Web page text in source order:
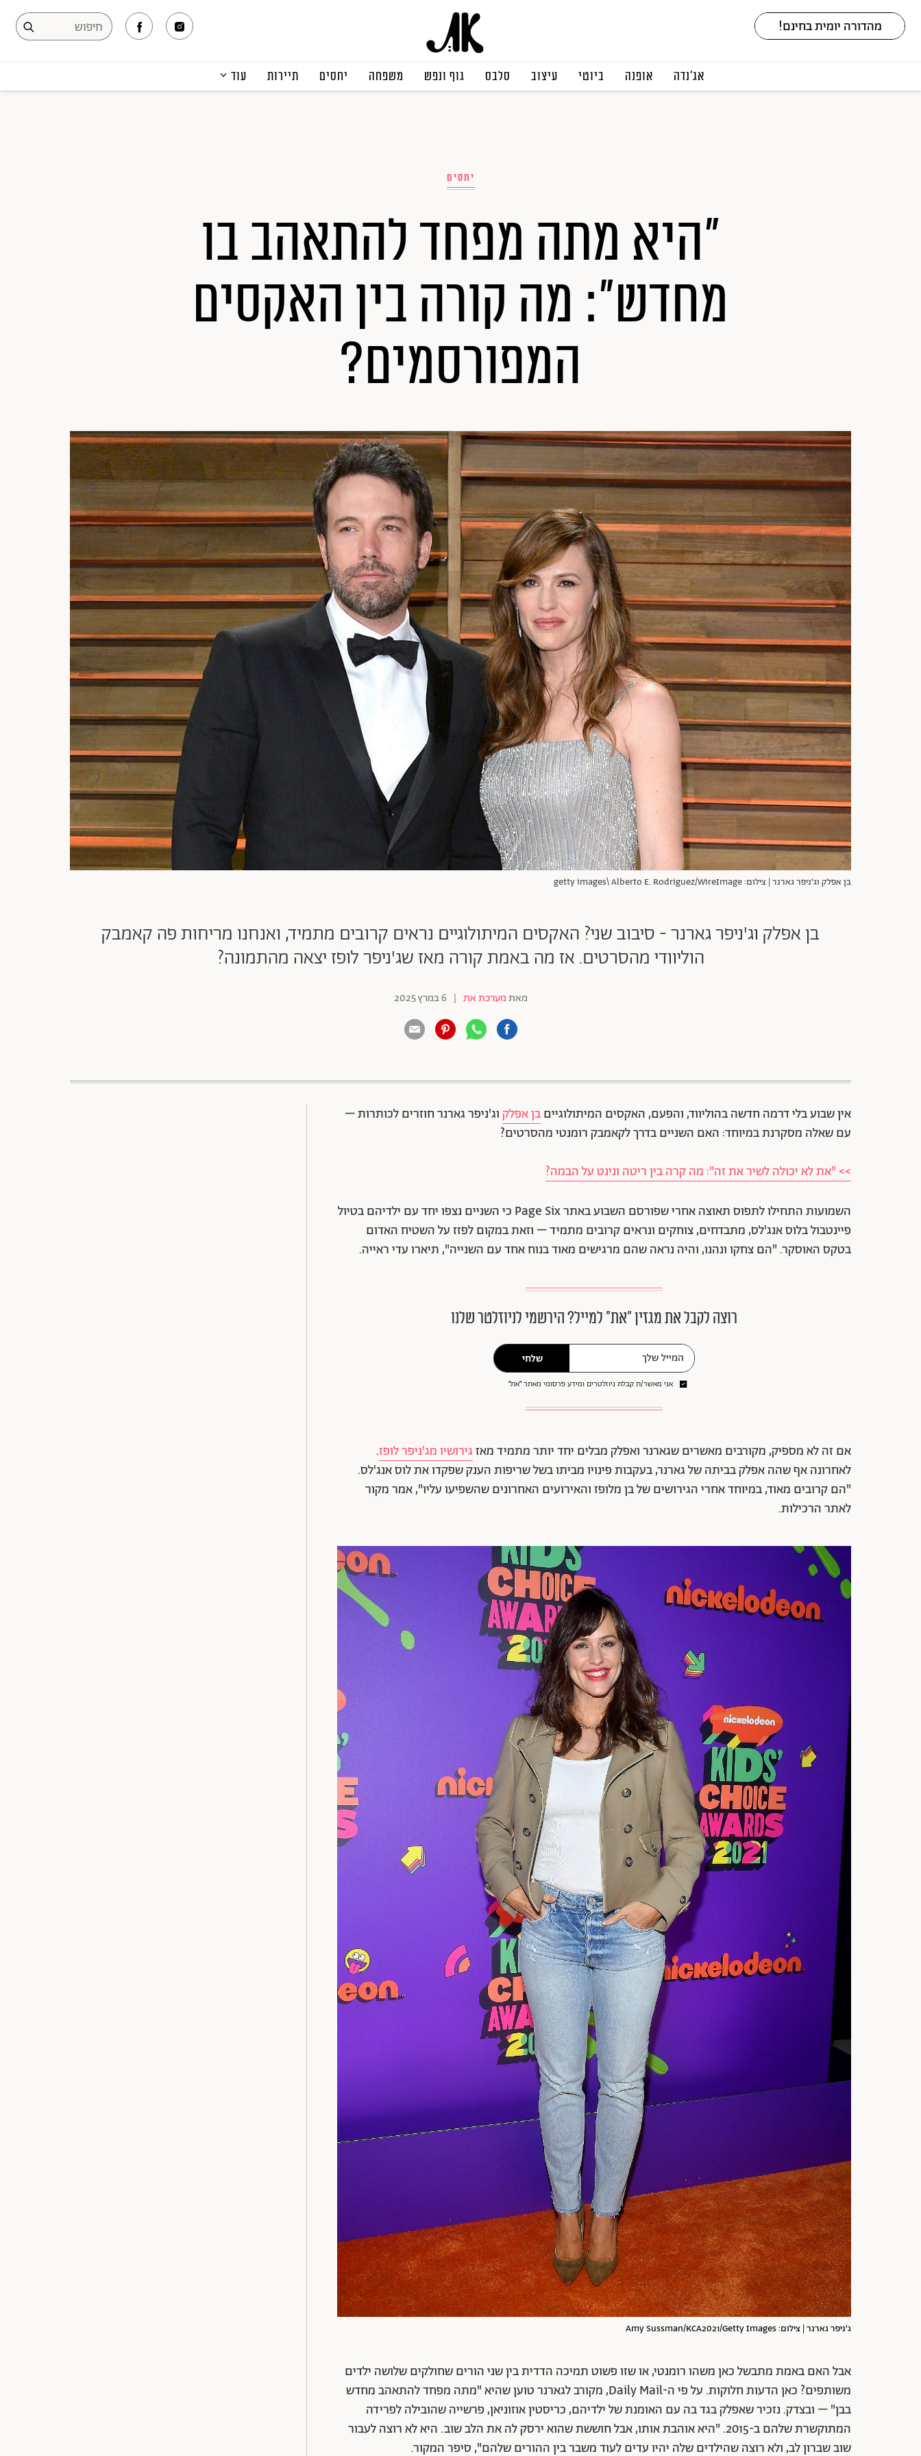
אג׳נדה אופנה ביוטי עיצוב סלבס גוף ונפש משפחה יחסים תיירות עוד
יחסים
"היא מתה מפחד להתאהב בו
מחדש": מה קורה בין האקסים
המפורסמים?
בן אפלק וג'ניפר גארנר | צילום: getty images\ Alberto E. Rodriguez/WireImage
בן אפלק וג'ניפר גארנר - סיבוב שני? האקסים המיתולוגיים נראים קרובים מתמיד, ואנחנו מריחות פה קאמבק
הוליוודי מהסרטים. אז מה באמת קורה מאז שג'ניפר לופז יצאה מהתמונה?
מאתמערכת את | 6 במרץ 2025
אין שבוע בלי דרמה חדשה בהוליווד, והפעם, האקסים המיתולוגייםבן אפלקוג'ניפר גארנר חוזרים לכותרות –
עם שאלה מסקרנת במיוחד: האם השניים בדרך לקאמבק רומנטי מהסרטים?
>> "את לא יכולה לשיר את זה": מה קרה בין ריטה ונינט על הבמה?
השמועות התחילו לתפוס תאוצה אחרי שפורסם השבוע באתר Page Six כי השניים נצפו יחד עם ילדיהם בטיול
פיינטבול בלוס אנג'לס, מתבדחים, צוחקים ונראים קרובים מתמיד – וזאת במקום לפזז על השטיח האדום
בטקס האוסקר. "הם צחקו ונהנו, והיה נראה שהם מרגישים מאוד בנוח אחד עם השנייה", תיארו עדי ראייה.
רוצה לקבל את מגזין ״את״ למייל? הירשמי לניוזלטר שלנו
שלחי
אני מאשר/ת קבלת ניוזלטרים ומידע פרסומי מאתר ״את״
אם זה לא מספיק, מקורבים מאשרים שגארנר ואפלק מבלים יחד יותר מתמיד מאזגירושיו מג'ניפר לופז.
לאחרונה אף שהה אפלק בביתה של גארנר, בעקבות פינויו מביתו בשל שריפות הענק שפקדו את לוס אנג'לס.
"הם קרובים מאוד, במיוחד אחרי הגירושים של בן מלופז והאירועים האחרונים שהשפיעו עליו", אמר מקור
לאתר הרכילות.
ג'ניפר גארנר | צילום: Amy Sussman/KCA2021/Getty Images
אבל האם באמת מתבשל כאן משהו רומנטי, או שזו פשוט תמיכה הדדית בין שני הורים שחולקים שלושה ילדים
משותפים? כאן הדעות חלוקות. על פי ה-Daily Mail, מקורב לגארנר טוען שהיא "מתה מפחד להתאהב מחדש
בבן" – ובצדק. נזכיר שאפלק בגד בה עם האומנת של ילדיהם, כריסטין אוזוניאן, פרשייה שהובילה לפרידה
המתוקשרת שלהם ב-2015. "היא אוהבת אותו, אבל חוששת שהוא ירסק לה את הלב שוב. היא לא רוצה לעבור
שוב שברון לב, ולא רוצה שהילדים שלה יהיו עדים לעוד משבר בין ההורים שלהם", סיפר המקור.